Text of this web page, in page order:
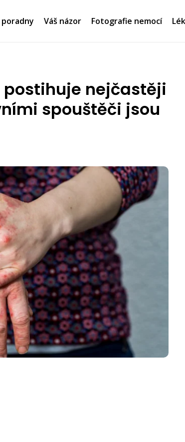
Váš názor Fotografie nemocí
nejčastěji
spouštěči jsou